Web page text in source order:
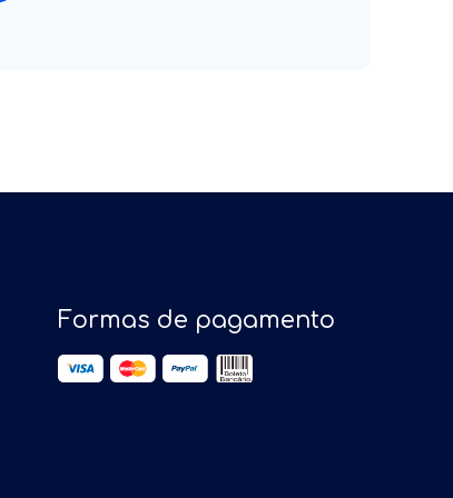
Formas de pagamento